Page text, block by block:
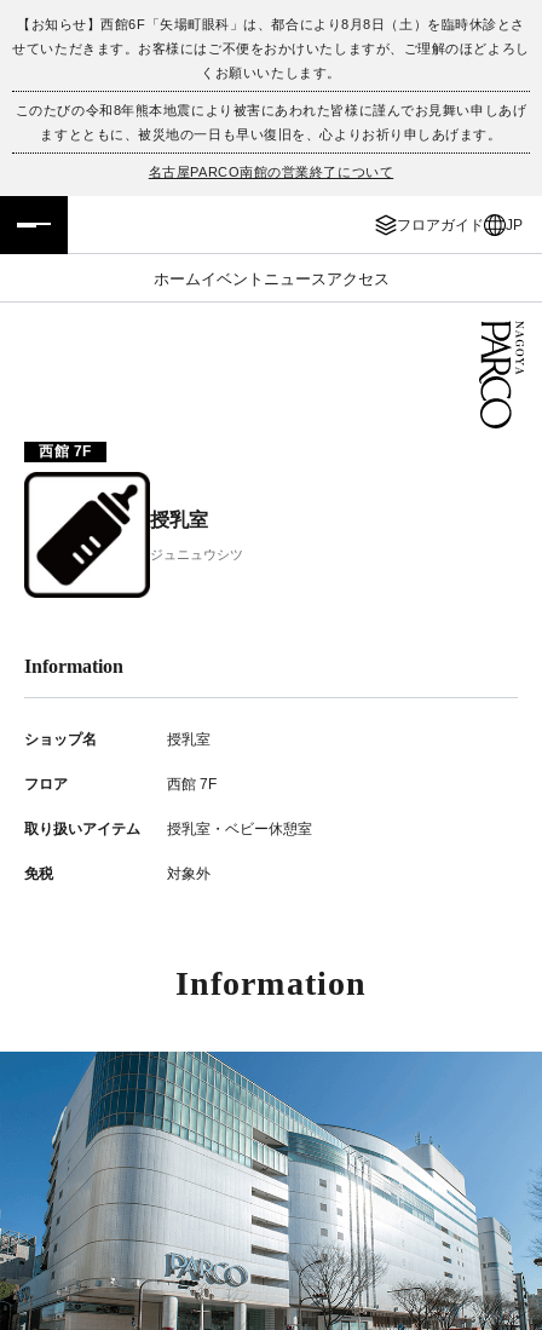
【お知らせ】西館6F「矢場町眼科」は、都合により8月8日（土）を臨時休診とさ
せていただきます。お客様にはご不便をおかけいたしますが、ご理解のほどよろし
くお願いいたします。
このたびの令和8年熊本地震により被害にあわれた皆様に謹んでお見舞い申しあげ
ますとともに、被災地の一日も早い復旧を、心よりお祈り申しあげます。
名古屋PARCO南館の営業終了について
フロアガイド JP
ホームイベント ニュース アクセス
施設案内・アクセス
レストラン・カフェ
PARCOメンバーズ
JP
繁体字
ภาษาไทย
西館 7F
授乳室
ジュニュウシツ
Information
ショップ名 授乳室
フロア 西館 7F
取り扱いアイテム 授乳室・ベビー休憩室
免税 対象外
Information